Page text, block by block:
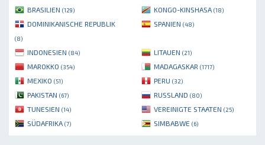
BRASILIEN (129) KONGO-KINSHASA (18)
DOMINIKANISCHE REPUBLIK
(8)
SPANIEN (48)
INDONESIEN (84) LITAUEN (21)
MAROKKO (354) MADAGASKAR (1717)
MEXIKO (51) PERU (32)
PAKISTAN (67) RUSSLAND (80)
TUNESIEN (14) VEREINIGTE STAATEN (25)
SÜDAFRIKA (7) SIMBABWE (6)